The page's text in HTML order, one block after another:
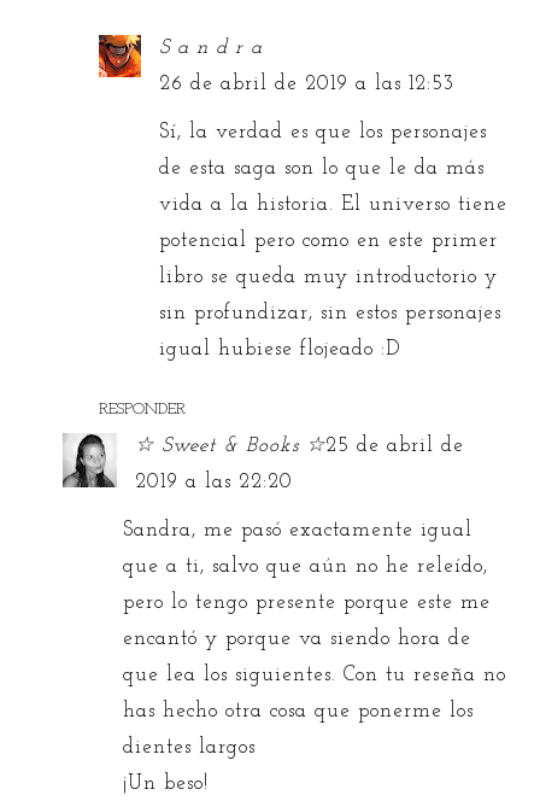
S a n d r a
26 de abril de 2019 a las 12:53
Sí, la verdad es que los personajes
de esta saga son lo que le da más
vida a la historia. El universo tiene
potencial pero como en este primer
libro se queda muy introductorio y
sin profundizar, sin estos personajes
igual hubiese flojeado :D
RESPONDER
☆ Sweet & Books ☆25 de abril de
2019 a las 22:20
Sandra, me pasó exactamente igual
que a ti, salvo que aún no he releído,
pero lo tengo presente porque este me
encantó y porque va siendo hora de
que lea los siguientes. Con tu reseña no
has hecho otra cosa que ponerme los
dientes largos
¡Un beso!